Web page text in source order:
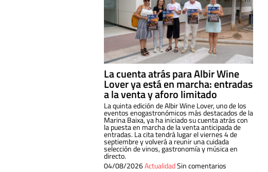
La cuenta atrás para Albir Wine
Lover ya está en marcha: entradas
a la venta y aforo limitado
La quinta edición de Albir Wine Lover, uno de los
eventos enogastronómicos más destacados de la
Marina Baixa, ya ha iniciado su cuenta atrás con
la puesta en marcha de la venta anticipada de
entradas. La cita tendrá lugar el viernes 4 de
septiembre y volverá a reunir una cuidada
selección de vinos, gastronomía y música en
directo.
04/08/2026ActualidadSin comentarios